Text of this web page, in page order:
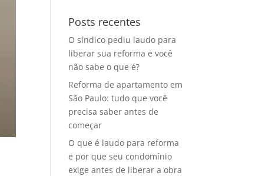
Posts recentes
O síndico pediu laudo para
liberar sua reforma e você
não sabe o que é?
Reforma de apartamento em
São Paulo: tudo que você
precisa saber antes de
começar
O que é laudo para reforma
e por que seu condomínio
exige antes de liberar a obra